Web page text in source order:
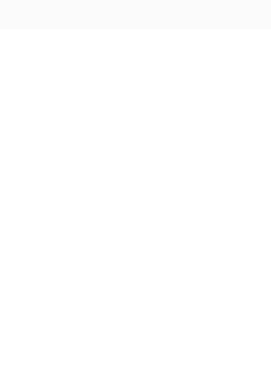
using hyperspectral absorption-
cover and topography using
and Sediments
for the quantification of linseed oil